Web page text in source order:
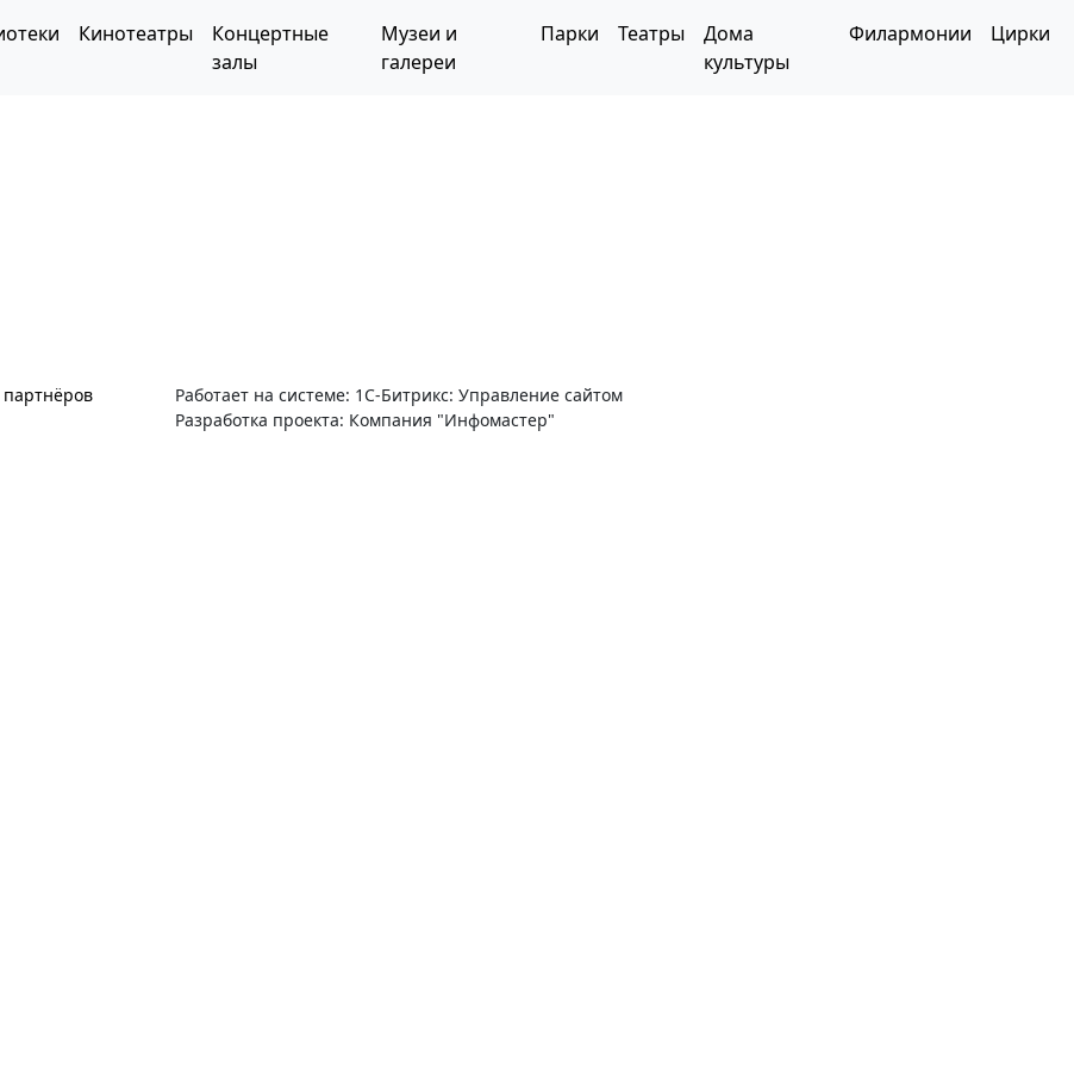
Кинотеатры
Концертные
залы
Музеи и
галереи
Парки Театры
Дома
культуры
Филармонии Цирки
Работает на системе: 1С-Битрикс: Управление сайтом
Разработка проекта: Компания "Инфомастер"